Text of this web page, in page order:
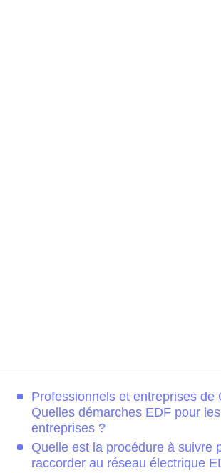
Professionnels et entreprises de
Quelles démarches EDF pour
entreprises ?
Quelle est la procédure à suivre
raccorder au réseau électrique